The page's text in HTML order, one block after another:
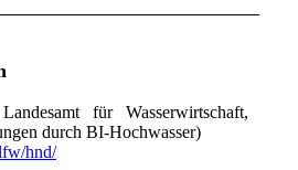
für Wasserwirtschaft,
durch BI-Hochwasser)
hnd/